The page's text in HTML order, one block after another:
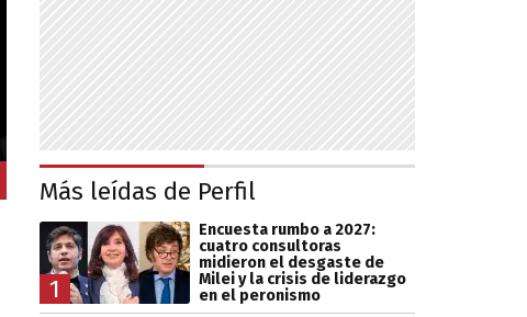
Más leídas de Perfil
1
Encuesta rumbo a 2027:
cuatro consultoras
midieron el desgaste de
Milei y la crisis de liderazgo
en el peronismo